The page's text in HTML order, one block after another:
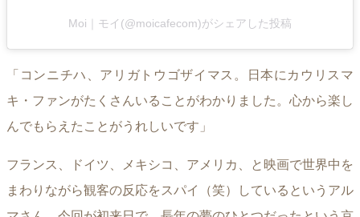
Moi｜モイ(@moicafecom)がシェアした投稿
「コンニチハ、アリガトウゴザイマス。日本にカウリスマ
キ・ファンがたくさんいることがわかりました。心から楽し
んでもらえたことがうれしいです」
フランス、ドイツ、メキシコ、アメリカ、と映画で世界中を
まわりながら観客の反応をスパイ（笑）しているというアル